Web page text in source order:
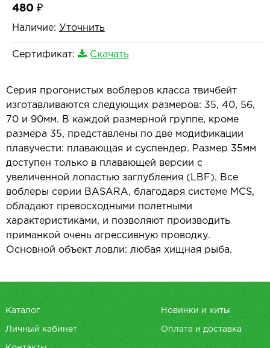
480 ₽
Наличие: Уточнить
Сертификат: Скачать
Серия прогонистых воблеров класса твичбейт
изготавливаются следующих размеров: 35, 40, 56,
70 и 90мм. В каждой размерной группе, кроме
размера 35, представлены по две модификации
плавучести: плавающая и суспендер. Размер 35мм
доступен только в плавающей версии с
увеличенной лопастью заглубления (LBF). Все
воблеры серии BASARA, благодаря системе MCS,
обладают превосходными полетными
характеристиками, и позволяют производить
приманкой очень агрессивную проводку.
Основной объект ловли: любая хищная рыба.
Каталог Новинки и хиты
Личный кабинет Оплата и доставка